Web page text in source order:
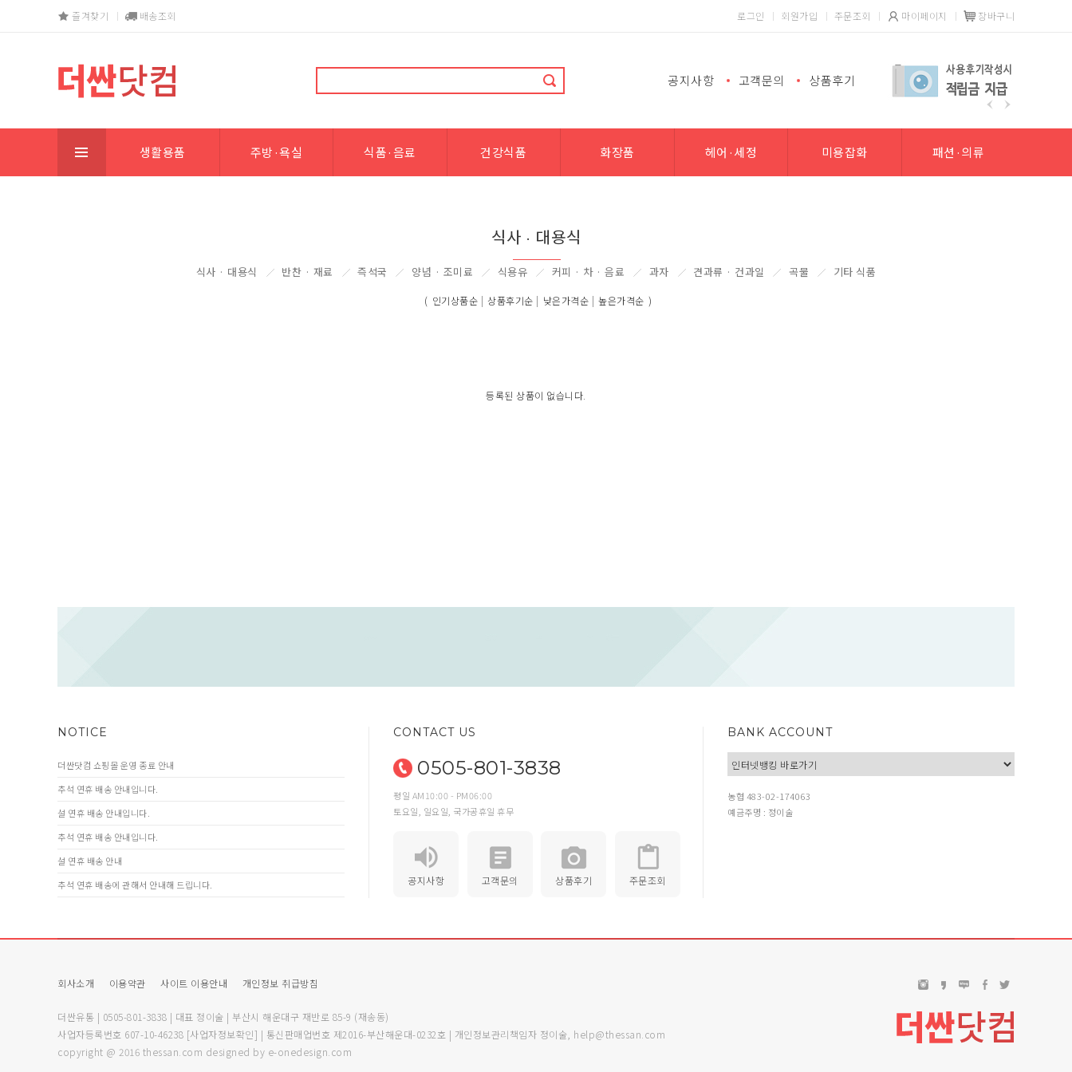
즐겨찾기 배송조회 로그인 회원가입 주문조회 마이페이지 장바구니
공지사항 고객문의 상품후기
생활용품 주방·욕실 식품·음료 건강식품 화장품 헤어·세정 미용잡화 패션·의류
식사 · 대용식
식사 · 대용식 반찬 · 재료 즉석국 양념 · 조미료 식용유 커피 · 차 · 음료 과자 견과류 · 건과일 곡물 기타 식품
( 인기상품순 | 상품후기순 | 낮은가격순 | 높은가격순 )
등록된 상품이 없습니다.
NOTICE
더싼닷컴 쇼핑몰 운영 종료 안내
추석 연휴 배송 안내입니다.
설 연휴 배송 안내입니다.
추석 연휴 배송 안내입니다.
설 연휴 배송 안내
추석 연휴 배송에 관해서 안내해 드립니다.
CONTACT US
0505-801-3838
평일 AM10:00 - PM06:00
토요일, 일요일, 국가공휴일 휴무
공지사항 고객문의 상품후기 주문조회
BANK ACCOUNT
농협 483-02-174063
예금주명 : 정이술
회사소개 이용약관 사이트 이용안내 개인정보 취급방침
더싼유통 | 0505-801-3838 | 대표 정이술 | 부산시 해운대구 재반로 85-9 (재송동)
사업자등록번호 607-10-46238 [사업자정보확인] | 통신판매업번호 제2016-부산해운대-0232호 | 개인정보관리책임자 정이술, help@thessan.com
copyright @ 2016 thessan.com designed by e-onedesign.com